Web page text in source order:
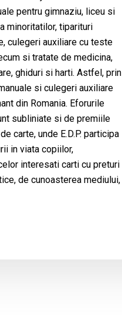
pentru gimnaziu, liceu si
minoritatilor, tiparituri
culegeri auxiliare cu teste
si tratate de medicina,
ghiduri si harti. Astfel, prin
si culegeri auxiliare
din Romania. Eforurile
subliniate si de premiile
carte, unde E.D.P. participa
in viata copiilor,
interesati carti cu preturi
de cunoasterea mediului,